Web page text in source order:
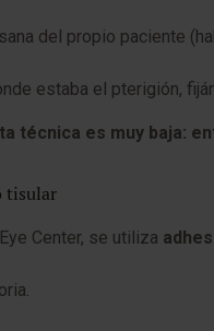
del propio paciente
estaba el pterigión,
técnica es muy baja:
tisular
Center, se utiliza